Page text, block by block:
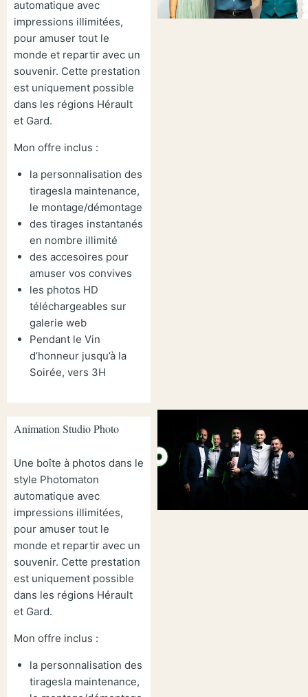
automatique avec
impressions illimitées,
pour amuser tout le
monde et repartir avec un
souvenir. Cette prestation
est uniquement possible
dans les régions Hérault
et Gard.
Mon offre inclus :
la personnalisation des
tiragesla maintenance,
le montage/démontage
des tirages instantanés
en nombre illimité
des accesoires pour
amuser vos convives
les photos HD
téléchargeables sur
galerie web
Pendant le Vin
d’honneur jusqu’à la
Soirée, vers 3H
Animation Studio Photo
Une boîte à photos dans le
style Photomaton
automatique avec
impressions illimitées,
pour amuser tout le
monde et repartir avec un
souvenir. Cette prestation
est uniquement possible
dans les régions Hérault
et Gard.
Mon offre inclus :
la personnalisation des
tiragesla maintenance,